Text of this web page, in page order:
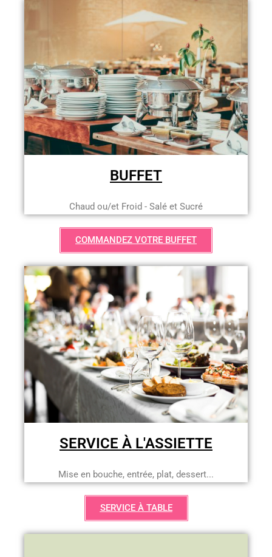
BUFFET
Chaud ou/et Froid - Salé et Sucré
COMMANDEZ VOTRE BUFFET
SERVICE À L'ASSIETTE
Mise en bouche, entrée, plat, dessert...
SERVICE À TABLE